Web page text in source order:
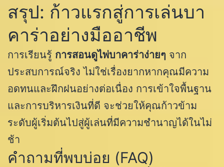
สรุป: ก้าวแรกสู่การเล่นบา
คาร่าอย่างมืออาชีพ
การเรียนรู้ การสอนดูไพ่บาคาร่าง่ายๆ จาก
ประสบการณ์จริง ไม่ใช่เรื่องยากหากคุณมีความ
อดทนและฝึกฝนอย่างต่อเนื่อง การเข้าใจพื้นฐาน
และการบริหารเงินที่ดี จะช่วยให้คุณก้าวข้าม
ระดับผู้เริ่มต้นไปสู่ผู้เล่นที่มีความชำนาญได้ในไม่
ช้า
คำถามที่พบบ่อย (FAQ)